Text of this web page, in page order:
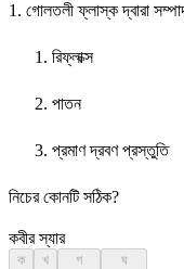
1. গোলতলী ফ্লাস্ক দ্বারা
রিফ্লাক্স
পাতন
প্রমাণ দ্রবণ প্রস্তুতি
নিচের কোনটি সঠিক?
কবীর স্যার
ক খ গ ঘ